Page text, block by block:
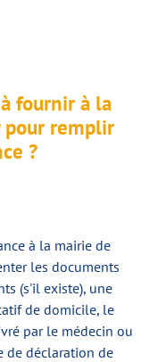
fournir à la
pour remplir
?
à la mairie de
les documents
(s'il existe), une
de domicile, le
par le médecin ou
de déclaration de